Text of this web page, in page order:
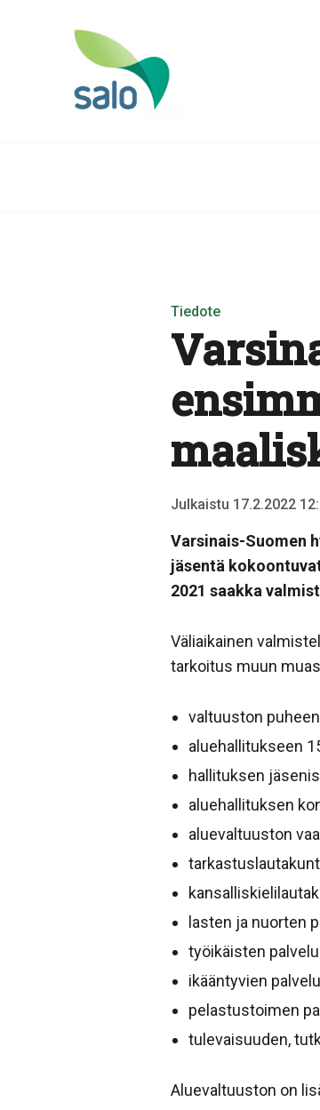
Tiedote
Julkaistu 17.2.2022
Varsinais-Suomen
jäsentä
2021 saakka
Väliaikainen
tarkoitus muun
valtuuston
aluehallitukseen
hallituksen
aluehallituksen
aluevaltuuston
lasten ja nuorten
työikäisten
ikääntyvien
pelastustoimen
tulevaisuuden,
Aluevaltuuston on